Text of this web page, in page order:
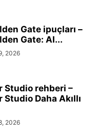
Gate ipuçları –
Gate: AI...
2026
Studio rehberi –
Daha Akıllı
2026